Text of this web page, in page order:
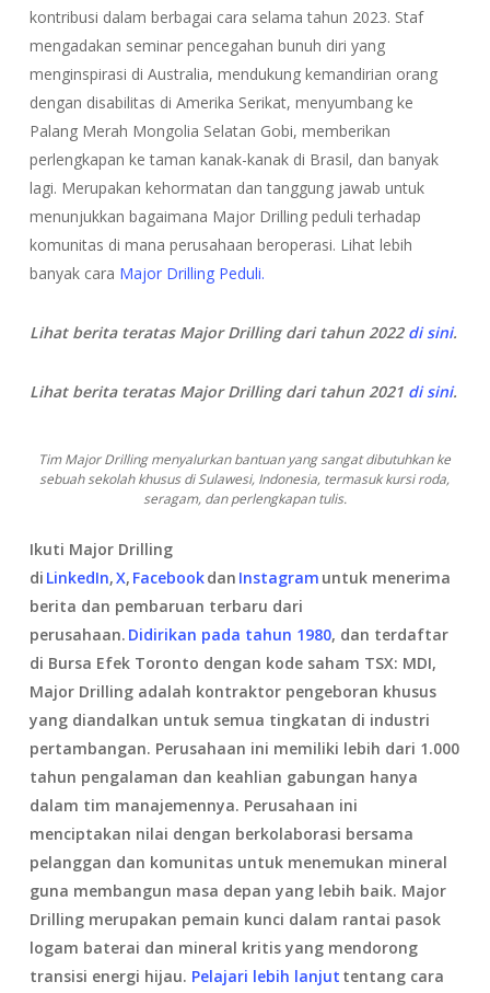
kontribusi dalam berbagai cara selama tahun 2023. Staf
mengadakan seminar pencegahan bunuh diri yang
menginspirasi di Australia, mendukung kemandirian orang
dengan disabilitas di Amerika Serikat, menyumbang ke
Palang Merah Mongolia Selatan Gobi, memberikan
perlengkapan ke taman kanak-kanak di Brasil, dan banyak
lagi. Merupakan kehormatan dan tanggung jawab untuk
menunjukkan bagaimana Major Drilling peduli terhadap
komunitas di mana perusahaan beroperasi. Lihat lebih
banyak cara Major Drilling Peduli.
Lihat berita teratas Major Drilling dari tahun 2022 di sini.
Lihat berita teratas Major Drilling dari tahun 2021 di sini.
Tim Major Drilling menyalurkan bantuan yang sangat dibutuhkan ke
sebuah sekolah khusus di Sulawesi, Indonesia, termasuk kursi roda,
seragam, dan perlengkapan tulis.
Ikuti Major Drilling
di LinkedIn,X, Facebookdan Instagram untuk menerima
berita dan pembaruan terbaru dari
perusahaan. Didirikan pada tahun 1980, dan terdaftar
di Bursa Efek Toronto dengan kode saham TSX: MDI,
Major Drilling adalah kontraktor pengeboran khusus
yang diandalkan untuk semua tingkatan di industri
pertambangan. Perusahaan ini memiliki lebih dari 1.000
tahun pengalaman dan keahlian gabungan hanya
dalam tim manajemennya. Perusahaan ini
menciptakan nilai dengan berkolaborasi bersama
pelanggan dan komunitas untuk menemukan mineral
guna membangun masa depan yang lebih baik. Major
Drilling merupakan pemain kunci dalam rantai pasok
logam baterai dan mineral kritis yang mendorong
transisi energi hijau. Pelajari lebih lanjut tentang cara